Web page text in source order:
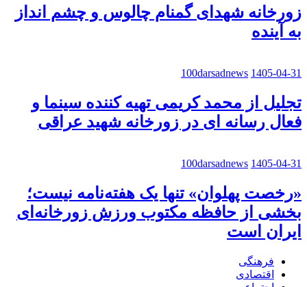
زورخانه شهدای گمنام چالوس و چشم انداز
به آینده
100darsadnews 1405-04-31
تجلیل از محمد کریمی تهیه کننده سینما و
فعال رسانه ای در زورخانه شهید عراقی
100darsadnews 1405-04-31
«رخصت پهلوان» تنها یک هفته‌نامه نیست؛
بخشی از حافظه مکتوب ورزش زورخانه‌ای
ایران است
فرهنگی
اقتصادی